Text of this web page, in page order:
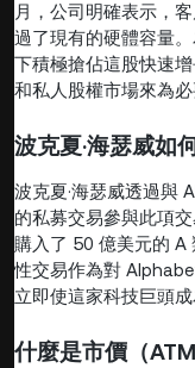
月，公司明確表示，
過了現有的硬體容量
下積極搶佔這股快速
和私人股權市場來為
波克夏·海瑟威如
波克夏·海瑟威透過與
的私募交易參與此項
購入了 50 億美元的 A
性交易作為對
立即使這家科技巨頭
什麼是市價（